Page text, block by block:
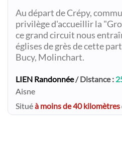
Au départ de Crépy,
privilège d'accueillir la
ce grand circuit nous
églises de grès de cette
Bucy, Molinchart.
LIEN Randonnée/ Distance :
Aisne
Situéà moins de 40 kilomètres